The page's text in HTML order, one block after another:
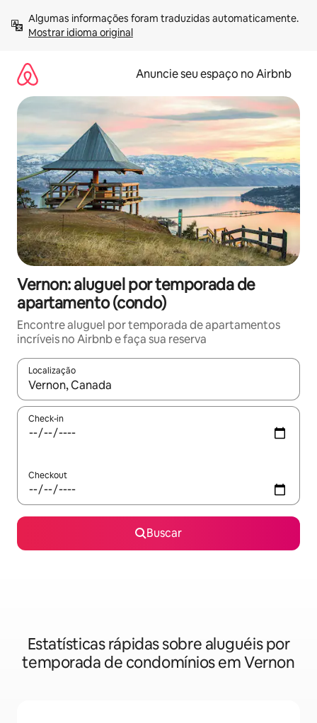
para
Mostrar idioma original
Anuncie seu espaço no Airbnb
Vernon: aluguel por temporada de
apartamento (condo)
Encontre aluguel por temporada de apartamentos
incríveis no Airbnb e faça sua reserva
Localização
Quando os resultados estiverem disponíveis, explore-os
Check-in
Checkout
Buscar
Estatísticas rápidas sobre aluguéis por
temporada de condomínios em Vernon